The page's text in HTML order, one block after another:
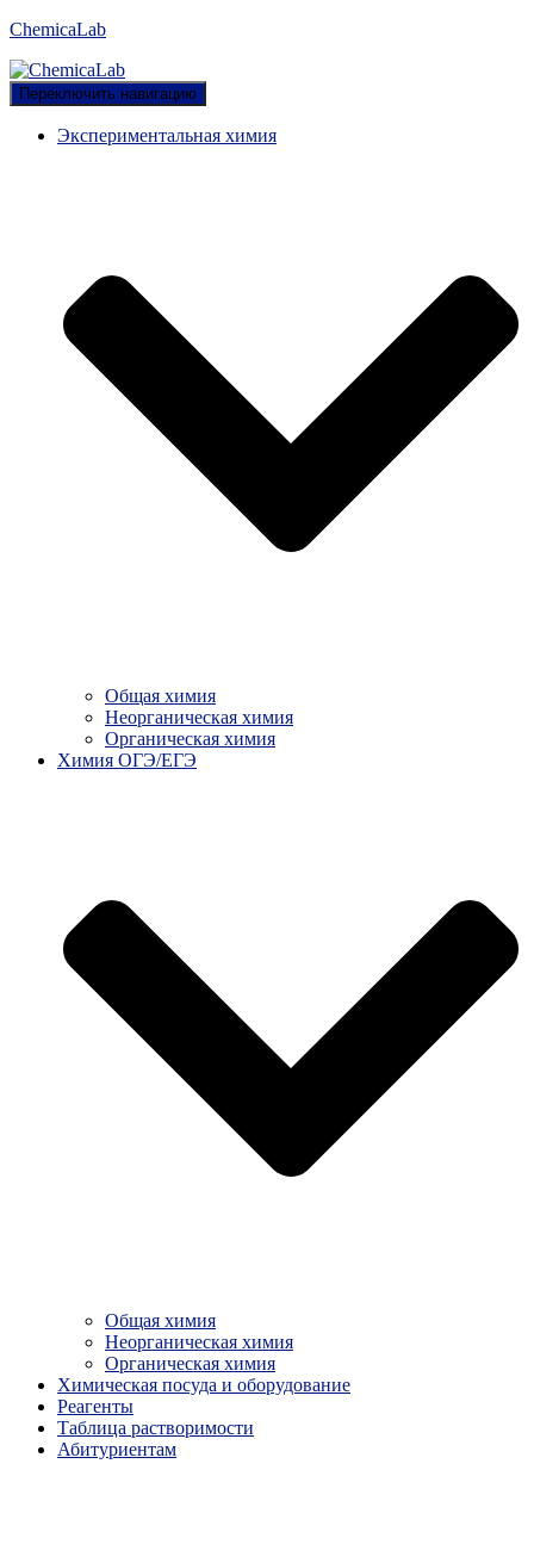
ChemicaLab
Переключить навигацию
Экспериментальная химия
Общая химия
Неорганическая химия
Органическая химия
Химия ОГЭ/ЕГЭ
Общая химия
Неорганическая химия
Органическая химия
Химическая посуда и оборудование
Реагенты
Таблица растворимости
Абитуриентам